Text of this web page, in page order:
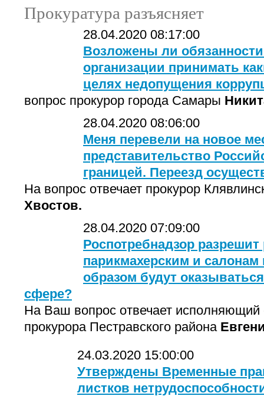
Прокуратура разъясняет
28.04.2020 08:17:00
Возложены ли
организации принимать
целях недопущения
вопрос прокурор города Самары
28.04.2020 08:06:00
Меня перевели на новое
представительство
границей. Переезд
На вопрос отвечает прокурор
Хвостов.
28.04.2020 07:09:00
Роспотребнадзор разрешит
парикмахерским и салонам
образом будут
сфере?
На Ваш вопрос отвечает исполняющий
прокурора Пестравского района
24.03.2020 15:00:00
Утверждены Временные
листков